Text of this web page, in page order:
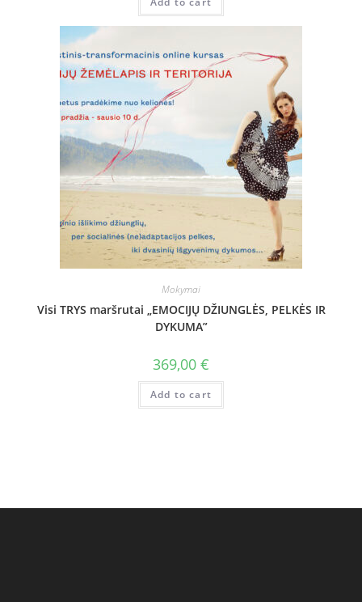
Mokymai
Visi TRYS maršrutai „EMOCIJŲ DŽIUNGLĖS, PELKĖS IR
DYKUMA”
369,00 €
Add to cart